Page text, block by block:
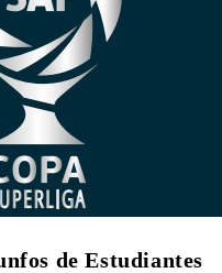
de Estudiantes